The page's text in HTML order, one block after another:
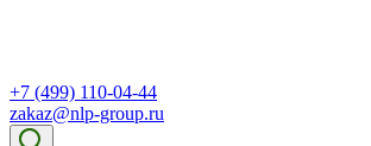
+7 (499) 110-04-44
zakaz@nlp-group.ru